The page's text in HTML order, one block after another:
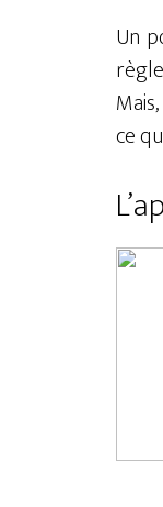
Un
ce